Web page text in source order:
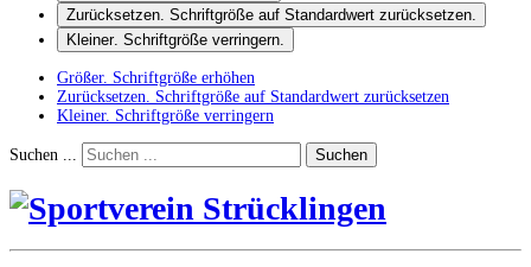
Zurücksetzen . Schriftgröße auf Standardwert zurücksetzen.
Kleiner. Schriftgröße verringern.
Größer. Schriftgröße erhöhen
Zurücksetzen . Schriftgröße auf Standardwert zurücksetzen
Kleiner. Schriftgröße verringern
Suchen ... Suchen